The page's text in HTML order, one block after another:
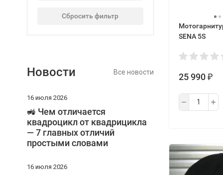
SENA 5S
25 990 ₽
Сбросить фильтр
Новости Все новости
16 июля 2026
🚜 Чем отличается
квадроцикл от квадрицикла
— 7 главных отличий
простыми словами
16 июля 2026